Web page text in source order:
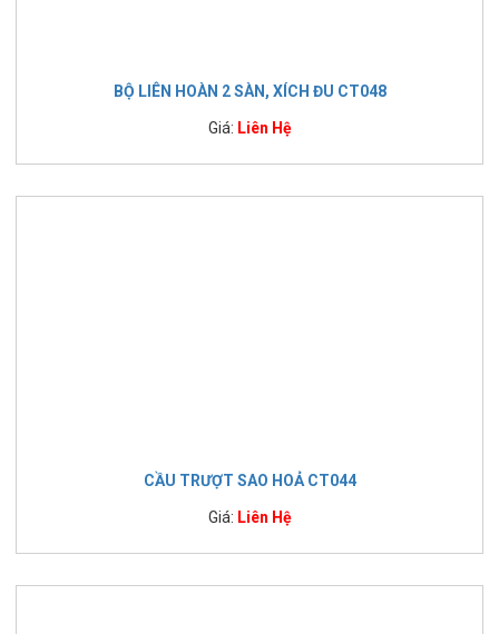
BỘ LIÊN HOÀN 2 SÀN, XÍCH ĐU CT048
Giá: Liên Hệ
CẦU TRƯỢT SAO HOẢ CT044
Giá: Liên Hệ